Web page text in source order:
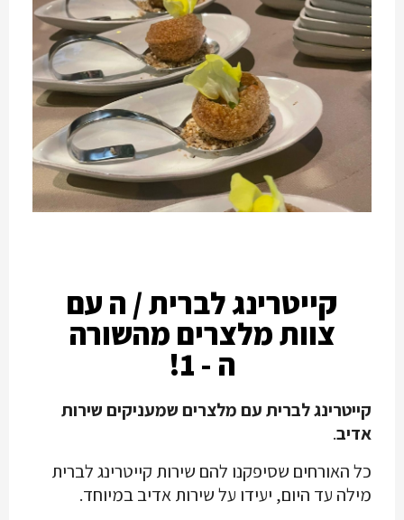
קייטרינג לברית / ה עם
צוות מלצרים מהשורה
ה - 1!
קייטרינג לברית עם מלצרים שמעניקים שירות
אדיב.
כל האורחים שסיפקנו להם שירות קייטרינג לברית
מילה עד היום, יעידו על שירות אדיב במיוחד.